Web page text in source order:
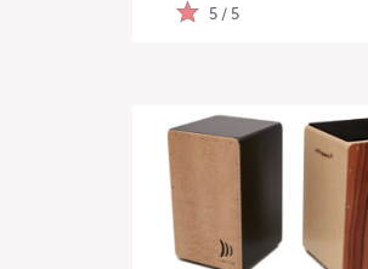
5 / 5